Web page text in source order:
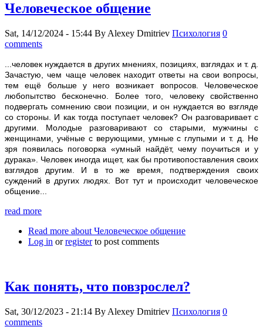
Человеческое общение
Sat, 14/12/2024 - 15:44 By Alexey Dmitriev Психология 0
comments
...человек нуждается в других мнениях, позициях, взглядах и т. д.
Зачастую, чем чаще человек находит ответы на свои вопросы,
тем ещё больше у него возникает вопросов. Человеческое
любопытство бесконечно. Более того, человеку свойственно
подвергать сомнению свои позиции, и он нуждается во взгляде
со стороны. И как тогда поступает человек? Он разговаривает с
другими. Молодые разговаривают со старыми, мужчины с
женщинами, учёные с верующими, умные с глупыми и т. д. Не
зря появилась поговорка «умный найдёт, чему поучиться и у
дурака». Человек иногда ищет, как бы противопоставления своих
взглядов другим. И в то же время, подтверждения своих
суждений в других людях. Вот тут и происходит человеческое
общение...
read more
Read more about Человеческое общение
Log in orregisterto post comments
Как понять, что повзрослел?
Sat, 30/12/2023 - 21:14 By Alexey Dmitriev Психология 0
comments